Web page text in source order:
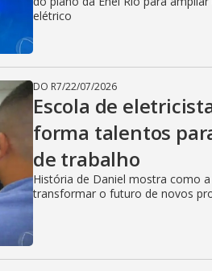
o
elétrico
DO R7/22/07/2026
Escola de
forma talentos
de trabalho
História de Daniel mostra como
transformar o futuro de novos